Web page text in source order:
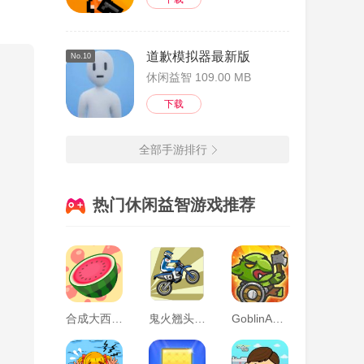
，
No.10 道歉模拟器最新版
休闲益智 109.00 MB
下载
全部手游排行
热门休闲益智游戏推荐